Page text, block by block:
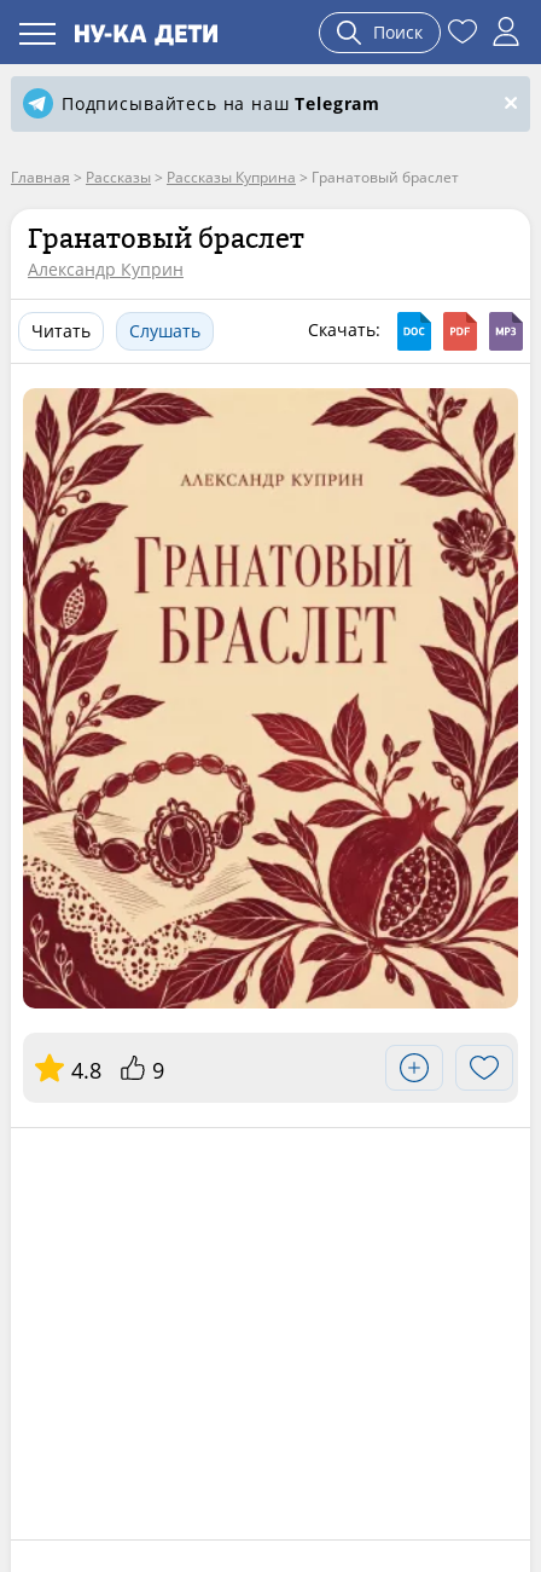
Поиск
Подписывайтесь на нашTelegram
Главная > Рассказы > Рассказы Куприна > Гранатовый браслет
Гранатовый браслет
Александр Куприн
Читать Слушать Скачать:
4.8 9